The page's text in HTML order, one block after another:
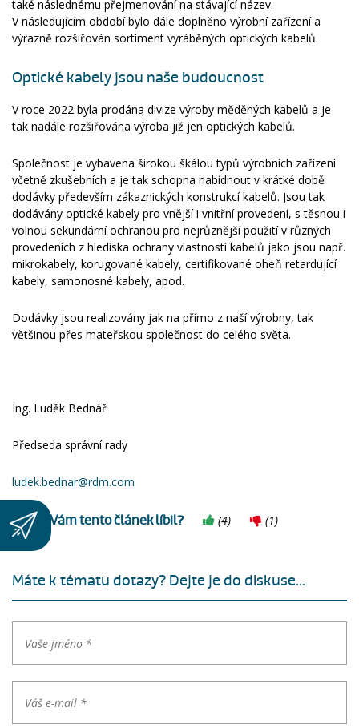
také následnému přejmenování na stávající název.
V následujícím období bylo dále doplněno výrobní zařízení a
výrazně rozšiřován sortiment vyráběných optických kabelů.
Optické kabely jsou naše budoucnost
V roce 2022 byla prodána divize výroby měděných kabelů a je
tak nadále rozšiřována výroba již jen optických kabelů.
Společnost je vybavena širokou škálou typů výrobních zařízení
včetně zkušebních a je tak schopna nabídnout v krátké době
dodávky především zákaznických konstrukcí kabelů. Jsou tak
dodávány optické kabely pro vnější i vnitřní provedení, s těsnou i
volnou sekundární ochranou pro nejrůznější použití v různých
provedeních z hlediska ochrany vlastností kabelů jako jsou např.
mikrokabely, korugované kabely, certifikované oheň retardující
kabely, samonosné kabely, apod.
Dodávky jsou realizovány jak na přímo z naší výrobny, tak
většinou přes mateřskou společnost do celého světa.
Ing. Luděk Bednář
Předseda správní rady
ludek.bednar@rdm.com
Jak se Vám tento článek líbil? (4) (1)
Máte k tématu dotazy? Dejte je do diskuse...